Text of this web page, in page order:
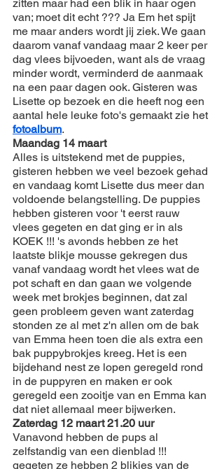
zitten maar had een blik in haar ogen
van; moet dit echt ??? Ja Em het spijt
me maar anders wordt jij ziek. We gaan
daarom vanaf vandaag maar 2 keer per
dag vlees bijvoeden, want als de vraag
minder wordt, verminderd de aanmaak
na een paar dagen ook. Gisteren was
Lisette op bezoek en die heeft nog een
aantal hele leuke foto's gemaakt zie het
fotoalbum.
Maandag 14 maart
Alles is uitstekend met de puppies,
gisteren hebben we veel bezoek gehad
en vandaag komt Lisette dus meer dan
voldoende belangstelling. De puppies
hebben gisteren voor 't eerst rauw
vlees gegeten en dat ging er in als
KOEK !!! 's avonds hebben ze het
laatste blikje mousse gekregen dus
vanaf vandaag wordt het vlees wat de
pot schaft en dan gaan we volgende
week met brokjes beginnen, dat zal
geen probleem geven want zaterdag
stonden ze al met z'n allen om de bak
van Emma heen toen die als extra een
bak puppybrokjes kreeg. Het is een
bijdehand nest ze lopen geregeld rond
in de puppyren en maken er ook
geregeld een zooitje van en Emma kan
dat niet allemaal meer bijwerken.
Zaterdag 12 maart 21.20 uur
Vanavond hebben de pups al
zelfstandig van een dienblad !!!
gegeten ze hebben 2 blikjes van de